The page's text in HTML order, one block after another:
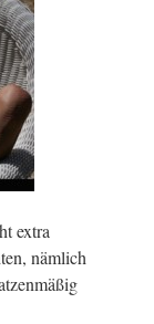
extra
nämlich